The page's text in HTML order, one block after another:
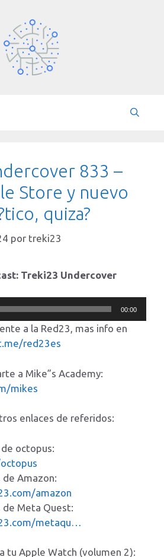
833 –
Store y nuevo
quiza?
por treki23
Treki23 Undercover
00:00
a la Red23, mas info en
red23es
a Mike”s Academy:
mikes
enlaces de referidos:
octopus:
de Amazon:
amazon
de Meta Quest:
metaqu…
tu Apple Watch (volumen 2):